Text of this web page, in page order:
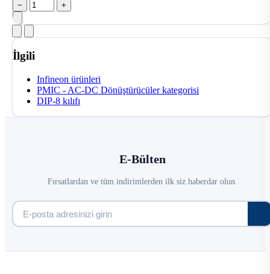
− +
İlgili
Infineon ürünleri
PMIC - AC-DC Dönüştürücüler kategorisi
DIP-8 kılıfı
E-Bülten
Fırsatlardan ve tüm indirimlerden ilk siz haberdar olun.